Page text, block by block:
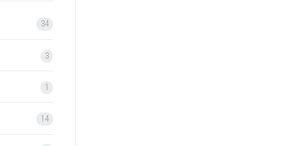
34
3
1
14